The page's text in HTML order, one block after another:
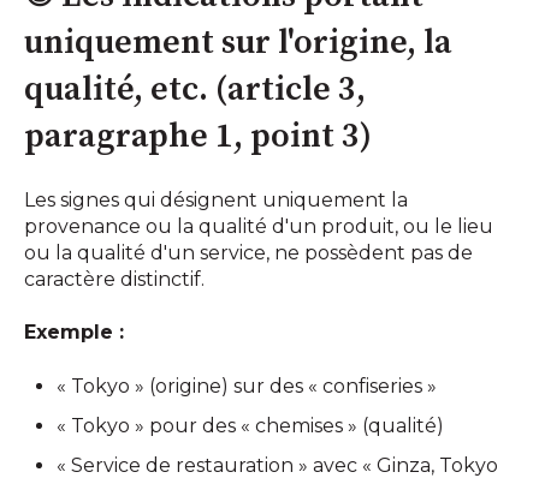
uniquement sur l'origine, la
qualité, etc. (article 3,
paragraphe 1, point 3)
Les signes qui désignent uniquement la
provenance ou la qualité d'un produit, ou le lieu
ou la qualité d'un service, ne possèdent pas de
caractère distinctif.
Exemple :
« Tokyo » (origine) sur des « confiseries »
« Tokyo » pour des « chemises » (qualité)
« Service de restauration » avec « Ginza, Tokyo